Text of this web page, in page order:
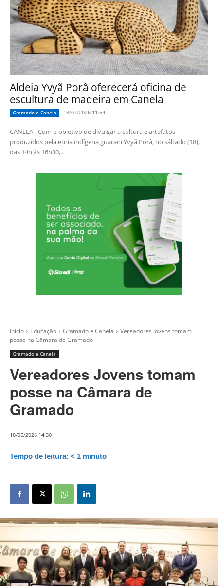
Aldeia Yvyã Porâ oferecerá oficina de
escultura de madeira em Canela
Gramado e Canela 18/07/2026 11:54
CANELA - Com o objetivo de divulgar a cultura e artefatos
produzidos pela etnia indígena guarani Yvyã Porâ, no sábado (18),
das 14h às 16h30,...